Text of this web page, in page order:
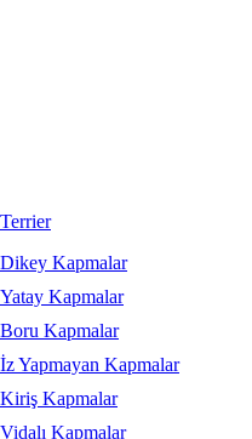
Terrier
Dikey Kapmalar
Yatay Kapmalar
Boru Kapmalar
İz Yapmayan Kapmalar
Kiriş Kapmalar
Vidalı Kapmalar